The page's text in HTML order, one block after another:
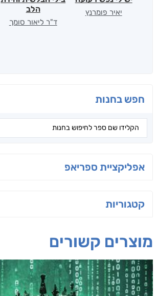
חפש בחנות
אפליקציית ספריאפ
קטגוריות
יאיר פומרנץ
הלב
ד"ר ליאור סומך
מוצרים קשורים